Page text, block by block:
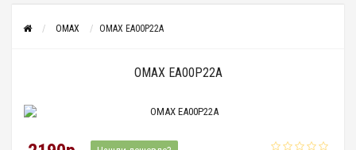
OMAX OMAX EA00P22A
OMAX EA00P22A